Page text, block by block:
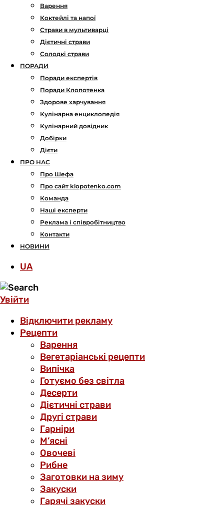
Варення
Коктейлі та напої
Страви в мультиварці
Дієтичні страви
Солодкі страви
ПОРАДИ
Поради експертів
Поради Клопотенка
Здорове харчування
Кулінарна енциклопедія
Кулінарний довідник
Добірки
Дієти
ПРО НАС
Про Шефа
Про сайт klopotenko.com
Команда
Наші експерти
Реклама і співробітництво
Контакти
НОВИНИ
UA
Увійти
Відключити рекламу
Рецепти
Варення
Вегетаріанські рецепти
Випічка
Готуємо без світла
Десерти
Дієтичні страви
Другі страви
Гарніри
М’ясні
Овочеві
Рибне
Заготовки на зиму
Закуски
Гарячі закуски